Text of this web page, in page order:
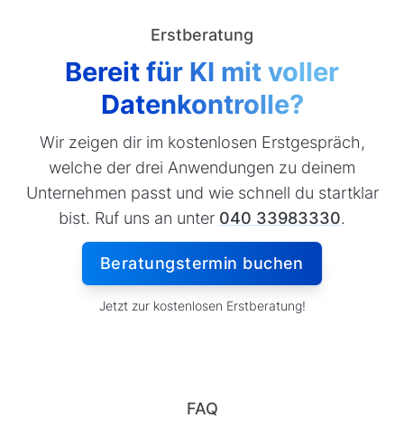
Erstberatung
Bereit für KI mit voller
Datenkontrolle?
Wir zeigen dir im kostenlosen Erstgespräch,
welche der drei Anwendungen zu deinem
Unternehmen passt und wie schnell du startklar
bist. Ruf uns an unter 040 33983330.
Beratungstermin buchen
Jetzt zur kostenlosen Erstberatung!
FAQ